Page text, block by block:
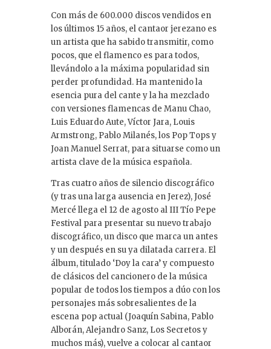
Con más de 600.000 discos vendidos en
los últimos 15 años, el cantaor jerezano es
un artista que ha sabido transmitir, como
pocos, que el flamenco es para todos,
llevándolo a la máxima popularidad sin
perder profundidad. Ha mantenido la
esencia pura del cante y la ha mezclado
con versiones flamencas de Manu Chao,
Luis Eduardo Aute, Víctor Jara, Louis
Armstrong, Pablo Milanés, los Pop Tops y
Joan Manuel Serrat, para situarse como un
artista clave de la música española.
Tras cuatro años de silencio discográfico
(y tras una larga ausencia en Jerez), José
Mercé llega el 12 de agosto al III Tío Pepe
Festival para presentar su nuevo trabajo
discográfico, un disco que marca un antes
y un después en su ya dilatada carrera. El
álbum, titulado ‘Doy la cara’ y compuesto
de clásicos del cancionero de la música
popular de todos los tiempos a dúo con los
personajes más sobresalientes de la
escena pop actual (Joaquín Sabina, Pablo
Alborán, Alejandro Sanz, Los Secretos y
muchos más), vuelve a colocar al cantaor